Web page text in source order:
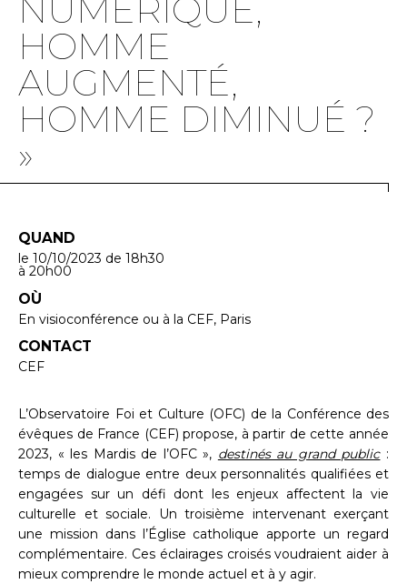
NUMÉRIQUE,
HOMME
AUGMENTÉ,
HOMME DIMINUÉ ?
»
QUAND
le 10/10/2023 de 18h30
à 20h00
OÙ
En visioconférence ou à la CEF, Paris
CONTACT
CEF
L’Observatoire Foi et Culture (OFC) de la Conférence des
évêques de France (CEF) propose, à partir de cette année
2023, « les Mardis de l’OFC », destinés au grand public:
temps de dialogue entre deux personnalités qualifiées et
engagées sur un défi dont les enjeux affectent la vie
culturelle et sociale. Un troisième intervenant exerçant
une mission dans l’Église catholique apporte un regard
complémentaire. Ces éclairages croisés voudraient aider à
mieux comprendre le monde actuel et à y agir.